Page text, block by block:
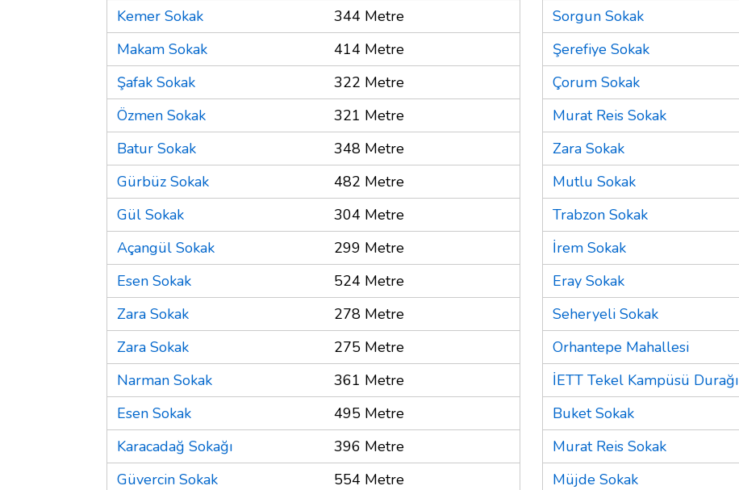
Kemer Sokak
344 Metre
Makam Sokak
414 Metre
Şafak Sokak
322 Metre
Özmen Sokak
321 Metre
Batur Sokak
348 Metre
Gürbüz Sokak
482 Metre
Gül Sokak
304 Metre
Açangül Sokak
299 Metre
Esen Sokak
524 Metre
Zara Sokak
278 Metre
Zara Sokak
275 Metre
Narman Sokak
361 Metre
Esen Sokak
495 Metre
Karacadağ Sokağı
396 Metre
Güvercin Sokak
554 Metre
Sorgun Sokak
Şerefiye Sokak
Çorum Sokak
Murat Reis Sokak
Zara Sokak
Mutlu Sokak
Trabzon Sokak
İrem Sokak
Eray Sokak
Seheryeli Sokak
Orhantepe Mahallesi
İETT Tekel Kampüsü Durağı
Buket Sokak
Murat Reis Sokak
Müjde Sokak